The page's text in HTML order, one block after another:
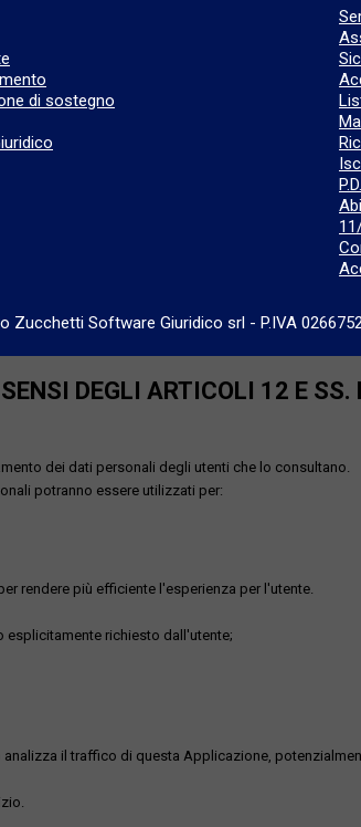
di sostegno
Zucchetti Software Giuridico srl - P.IVA
DEGLI ARTICOLI 12 E
dei dati personali degli utenti che lo consultano.
potranno essere utilizzati per:
rendere più efficiente l'esperienza per l'utente.
esplicitamente richiesto dall'utente;
il traffico di questa Applicazione,